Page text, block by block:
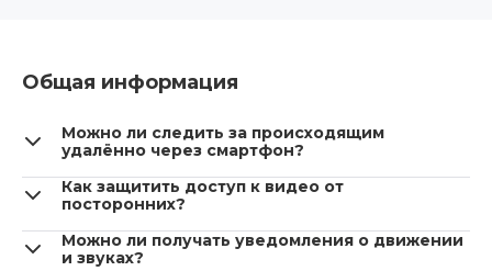
Менеджер отдела продаж
Мафтеуц Любовь
Именно поэтому всё чаще семьи выбирают
установку систем видеонаблюдения. Камеры
устройством, а надёжным помощником
родителей: с их помощью можно в любой
момент убедиться, что ребёнок в порядке.
Отсюда вытекает главный вопрос — зачем
видеонаблюдение в таких случаях становится
незаменимым?
Общая информация
Можно ли следить за происходящим
удалённо через смартфон?
Как защитить доступ к видео от
посторонних?
Можно ли получать уведомления о движении
и звуках?